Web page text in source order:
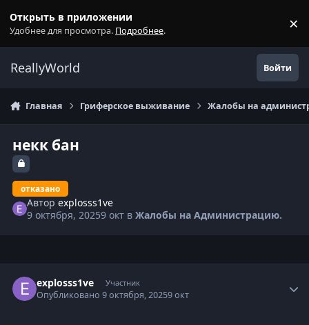
Открыть в приложении
Удобнее для просмотра. Подробнее. ×
ReallyWorld Войти
Главная Гриферское выживание Жалобы на
некк бан
отказано
Авторexplosss1ve
9 октября, 20259 окт вЖалобы на Администрацию.
explosss1ve Участник
Опубликовано9 октября, 20259 окт